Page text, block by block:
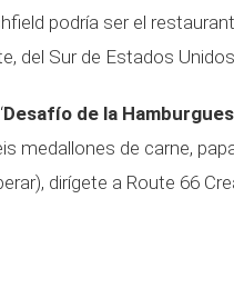
podría ser el
del Sur de Estados
Desafío de la
medallones de carne,
dirígete a Route 66